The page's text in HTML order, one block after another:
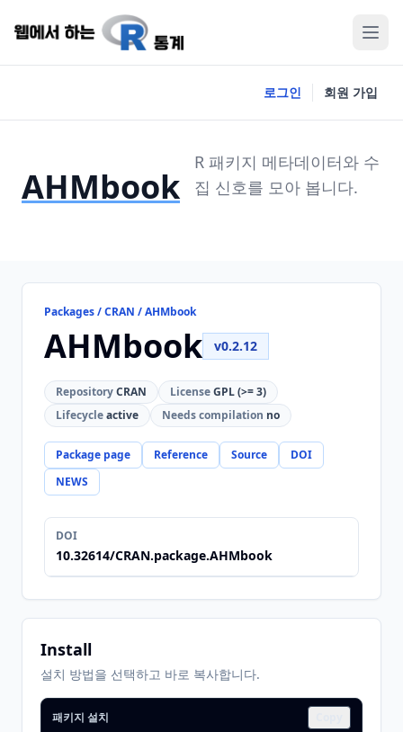
로그인 회원 가입
AHMbook
R 패키지 메타데이터와 수
집 신호를 모아 봅니다.
Packages / CRAN / AHMbook
AHMbook v0.2.12
RepositoryCRAN LicenseGPL (>= 3)
Lifecycleactive Needs compilation no
Package page Reference Source
DOI
NEWS
DOI
10.32614/CRAN.package.AHMbook
Install
설치 방법을 선택하고 바로 복사합니다.
패키지 설치